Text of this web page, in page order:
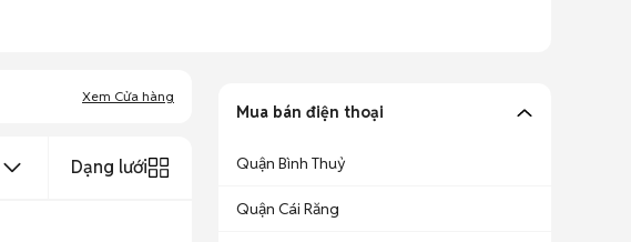
Xem Cửa hàng
Dạng lưới
Mua bán điện thoại
Quận Bình Thuỷ
Quận Cái Răng